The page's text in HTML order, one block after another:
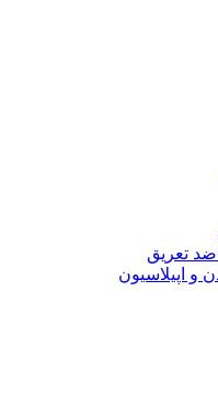
ضد تعریق
و اپیلاسیون